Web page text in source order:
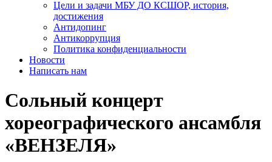
Цели и задачи МБУ ДО КСШОР, история,
достижения
Антидопинг
Антикоррупция
Политика конфиденциальности
Новости
Написать нам
Сольный концерт
хореографического ансамбля
«ВЕНЗЕЛЯ»